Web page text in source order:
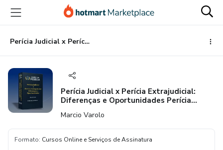
para
conteúdo
principal
para
pagamento
para
rodapé
Perícia Judicial x Perícia Extrajudicial: Diferenças e Oportunidades Perícia Judicial
Perícia Judicial x Perícia Extrajudicial:
Diferenças e Oportunidades Perícia
Marcio Varolo
Formato: Cursos Online e Serviços de Assinatura